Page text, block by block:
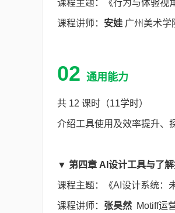
课程主题：《行为与体验视
课程讲师： 安娃 广州美术学
02 通用能力
共 12 课时（11学时）
介绍工具使用及效率提升、
▼ 第四章 AI设计工具与了
课程主题：《AI设计系统：
课程讲师： 张昊然 Motiff运